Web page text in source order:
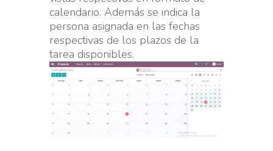
calendario. Además se indica la
persona asignada en las fechas
respectivas de los plazos de la
tarea disponibles.